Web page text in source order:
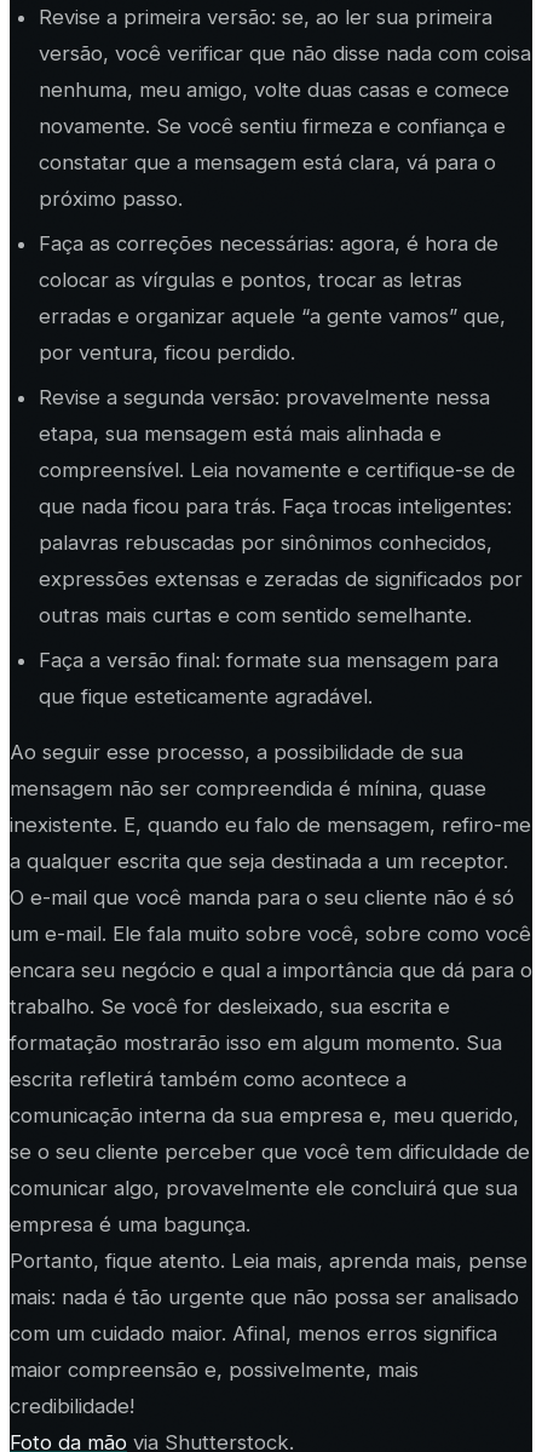
Revise a primeira versão: se, ao ler sua primeira
versão, você verificar que não disse nada com coisa
nenhuma, meu amigo, volte duas casas e comece
novamente. Se você sentiu firmeza e confiança e
constatar que a mensagem está clara, vá para o
próximo passo.
Faça as correções necessárias: agora, é hora de
colocar as vírgulas e pontos, trocar as letras
erradas e organizar aquele “a gente vamos” que,
por ventura, ficou perdido.
Revise a segunda versão: provavelmente nessa
etapa, sua mensagem está mais alinhada e
compreensível. Leia novamente e certifique-se de
que nada ficou para trás. Faça trocas inteligentes:
palavras rebuscadas por sinônimos conhecidos,
expressões extensas e zeradas de significados por
outras mais curtas e com sentido semelhante.
Faça a versão final: formate sua mensagem para
que fique esteticamente agradável.
Ao seguir esse processo, a possibilidade de sua
mensagem não ser compreendida é mínina, quase
inexistente. E, quando eu falo de mensagem, refiro-me
a qualquer escrita que seja destinada a um receptor.
O e-mail que você manda para o seu cliente não é só
um e-mail. Ele fala muito sobre você, sobre como você
encara seu negócio e qual a importância que dá para o
trabalho. Se você for desleixado, sua escrita e
formatação mostrarão isso em algum momento. Sua
escrita refletirá também como acontece a
comunicação interna da sua empresa e, meu querido,
se o seu cliente perceber que você tem dificuldade de
comunicar algo, provavelmente ele concluirá que sua
empresa é uma bagunça.
Portanto, fique atento. Leia mais, aprenda mais, pense
mais: nada é tão urgente que não possa ser analisado
com um cuidado maior. Afinal, menos erros significa
maior compreensão e, possivelmente, mais
credibilidade!
Foto da mão via Shutterstock.